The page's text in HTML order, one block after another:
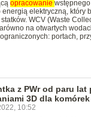
opracowanie
elektryczną, który
WCV (Waste
na otwartych
portach,
z PWr od paru
3D dla
10:52